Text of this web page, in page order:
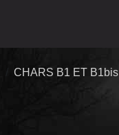
CHARS B1 ET B1bis